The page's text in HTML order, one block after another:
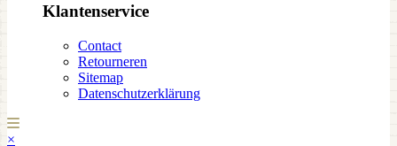
Klantenservice
Contact
Retourneren
Sitemap
Datenschutzerklärung
×